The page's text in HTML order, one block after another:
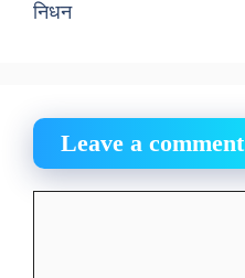
निधन
Leave a comment